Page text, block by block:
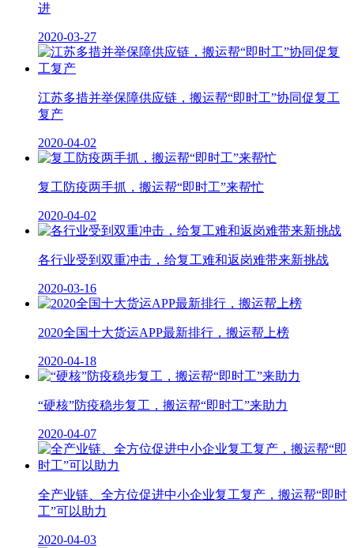
进
2020-03-27
江苏多措并举保障供应链，搬运帮“即时工”协同促复工
复产
2020-04-02
复工防疫两手抓，搬运帮“即时工”来帮忙
2020-04-02
各行业受到双重冲击，给复工难和返岗难带来新挑战
2020-03-16
2020全国十大货运APP最新排行，搬运帮上榜
2020-04-18
“硬核”防疫稳步复工，搬运帮“即时工”来助力
2020-04-07
全产业链、全方位促进中小企业复工复产，搬运帮“即时
工”可以助力
2020-04-03